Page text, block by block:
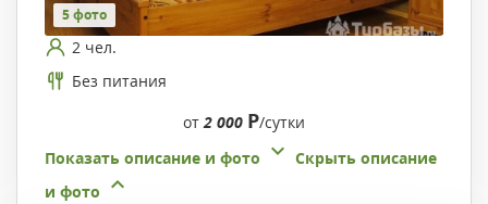
5 фото
2 чел.
Без питания
от2 000 Р/сутки
Показать описание и фото
Скрыть описание
и фото